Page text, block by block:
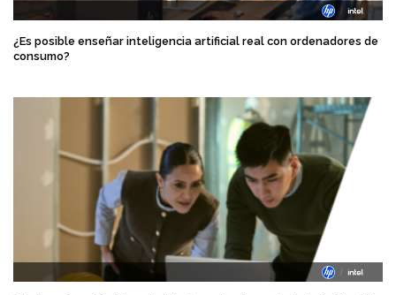
¿Es posible enseñar inteligencia artificial real con ordenadores de
consumo?